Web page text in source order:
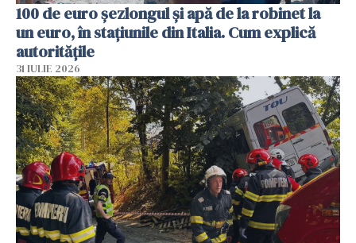
100 de euro șezlongul și apă de la robinet la
un euro, în stațiunile din Italia. Cum explică
autoritățile
31 IULIE 2026